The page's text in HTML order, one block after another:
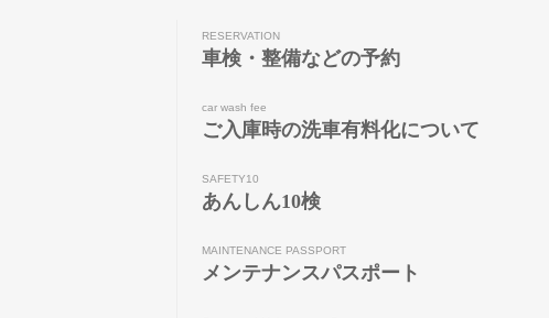
RESERVATION
車検・整備などの予約
car wash fee
ご入庫時の洗車有料化について
SAFETY10
あんしん10検
MAINTENANCE PASSPORT
メンテナンスパスポート